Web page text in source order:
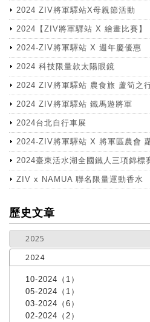
2024 ZIV將軍驛站X母親節活動
2024【ZIV將軍驛站 X 繪畫比賽】
2024-ZIV將軍驛站 X 週年慶優惠
2024 科技限量款太陽眼鏡
2024 ZIV將軍驛站 農食旅 蘆筍之
2024 ZIV將軍驛站 鐵馬遊將軍
2024台北自行車展
2024-ZIV將軍驛站 X 將軍區農會
2024臺東活水湖全國鐵人三項錦標
ZIV x NAMUA 聯名限量運動香水
more
歷史文章
2025
2024
10-2024（1）
05-2024（1）
03-2024（6）
02-2024（2）